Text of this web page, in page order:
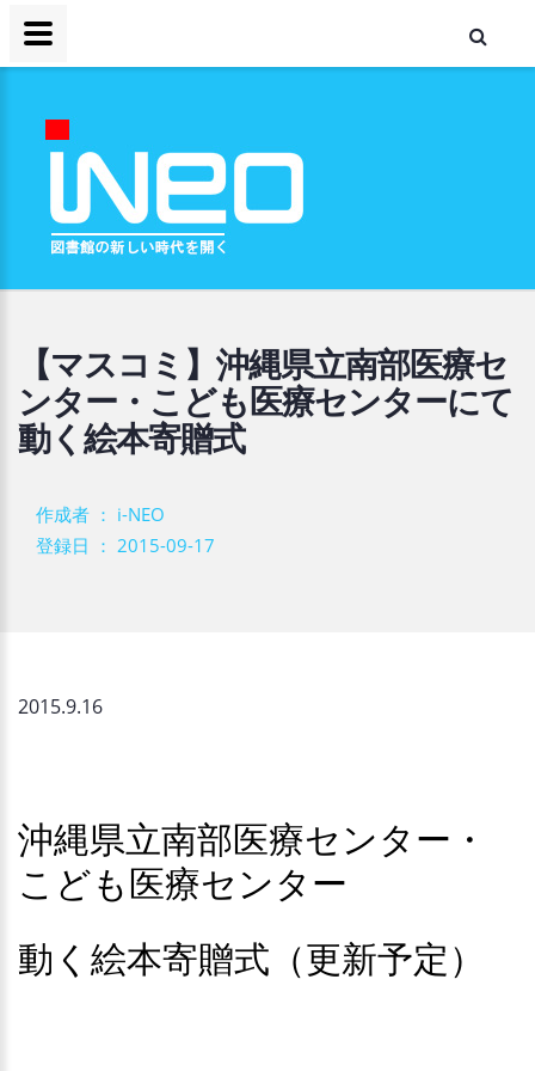
【マスコミ】沖縄県立南部医療セ
ンター・こども医療センターにて
動く絵本寄贈式
作成者 ： i-NEO
登録日 ： 2015-09-17
2015.9.16
沖縄県立南部医療センター・
こども医療センター
動く絵本寄贈式（更新予定）